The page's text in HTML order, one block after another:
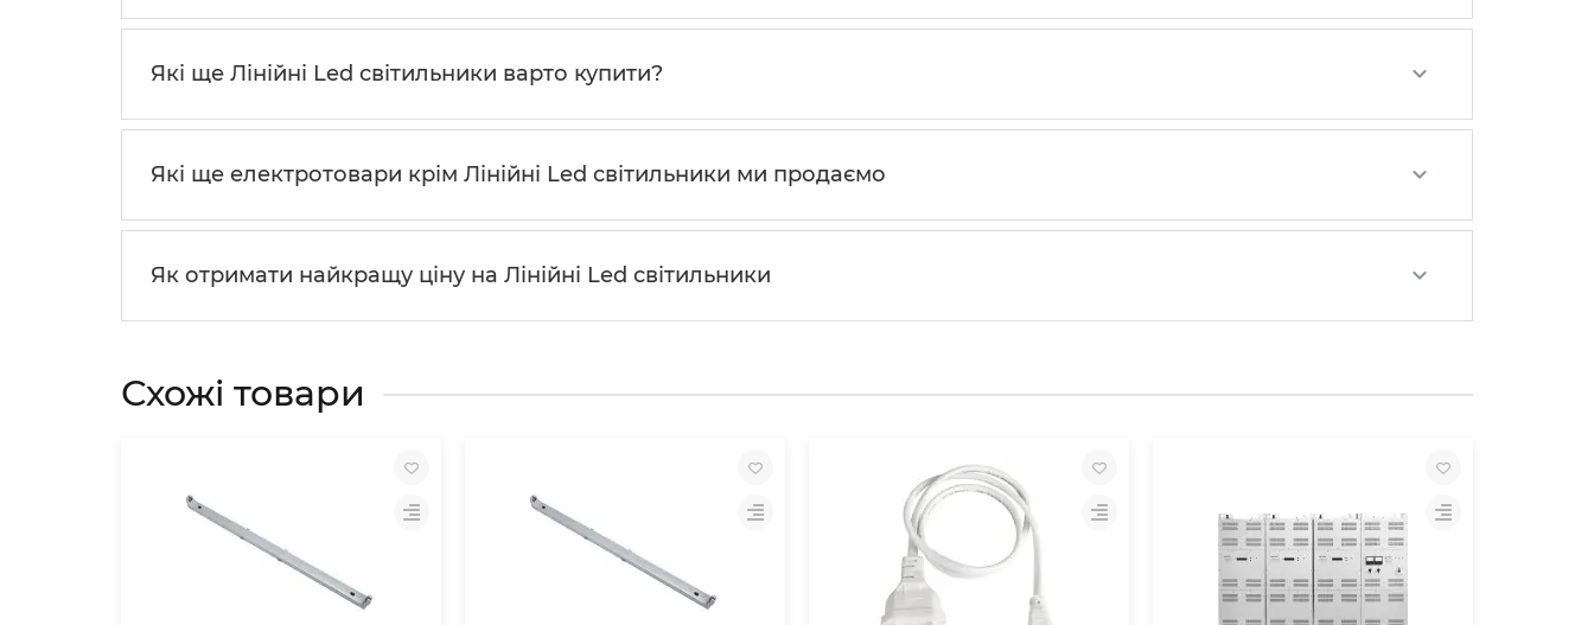
Які ще Лінійні Led світильники варто купити?
Які ще електротовари крім Лінійні Led світильники ми продаємо
Як отримати найкращу ціну на Лінійні Led світильники
Схожі товари